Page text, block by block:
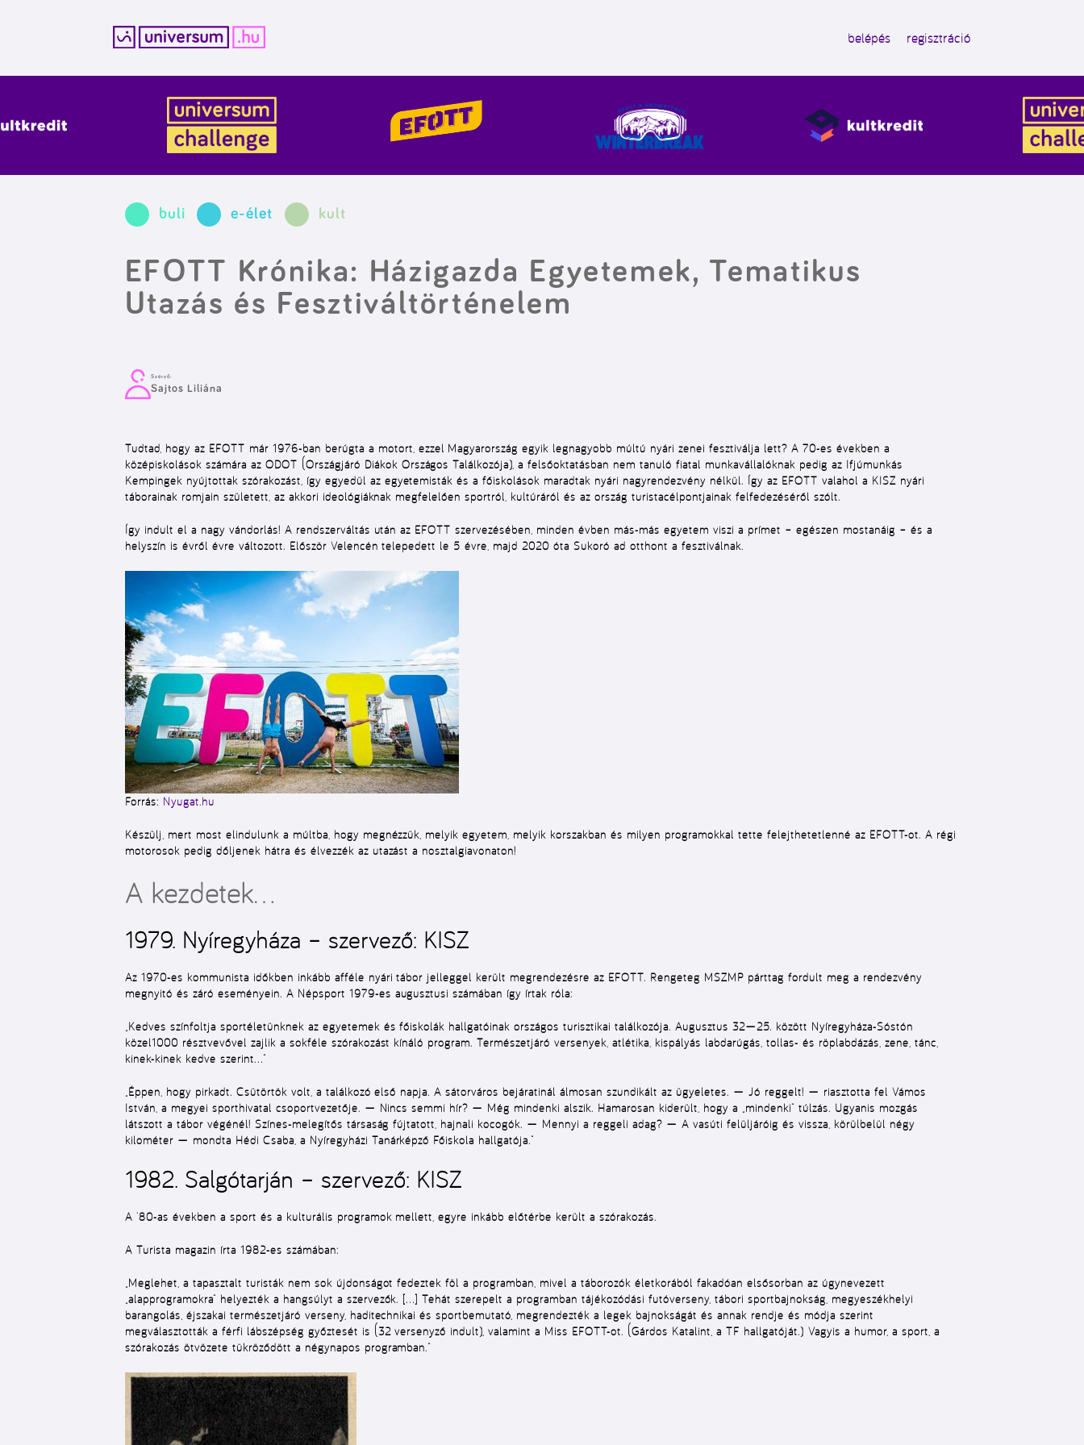
belépés regisztráció
buli e-élet kult
EFOTT Krónika: Házigazda Egyetemek, Tematikus
Utazás és Fesztiváltörténelem
Szerző:
Sajtos Liliána
Tudtad, hogy az EFOTT már 1976-ban berúgta a motort, ezzel Magyarország egyik legnagyobb múltú nyári zenei fesztiválja lett? A 70-es években a
középiskolások számára az ODOT (Országjáró Diákok Országos Találkozója), a felsőoktatásban nem tanuló fiatal munkavállalóknak pedig az Ifjúmunkás
Kempingek nyújtottak szórakozást, így egyedül az egyetemisták és a főiskolások maradtak nyári nagyrendezvény nélkül. Így az EFOTT valahol a KISZ nyári
táborainak romjain született, az akkori ideológiáknak megfelelően sportról, kultúráról és az ország turistacélpontjainak felfedezéséről szólt.
Így indult el a nagy vándorlás! A rendszerváltás után az EFOTT szervezésében, minden évben más-más egyetem viszi a prímet – egészen mostanáig – és a
helyszín is évről évre változott. Először Velencén telepedett le 5 évre, majd 2020 óta Sukoró ad otthont a fesztiválnak.
Forrás: Nyugat.hu
Készülj, mert most elindulunk a múltba, hogy megnézzük, melyik egyetem, melyik korszakban és milyen programokkal tette felejthetetlenné az EFOTT-ot. A régi
motorosok pedig dőljenek hátra és élvezzék az utazást a nosztalgiavonaton!
A kezdetek…
1979. Nyíregyháza – szervező: KISZ
Az 1970-es kommunista időkben inkább afféle nyári tábor jelleggel került megrendezésre az EFOTT. Rengeteg MSZMP párttag fordult meg a rendezvény
megnyitó és záró eseményein. A Népsport 1979-es augusztusi számában így írtak róla:
„Kedves színfoltja sportéletünknek az egyetemek és főiskolák hallgatóinak országos turisztikai találkozója. Augusztus 32—25. között Nyíregyháza-Sóstón
közel1000 résztvevővel zajlik a sokféle szórakozást kínáló program. Természetjáró versenyek, atlétika, kispályás labdarúgás, tollas- és röplabdázás, zene, tánc,
kinek-kinek kedve szerint…”
„Éppen, hogy pirkadt. Csütörtök volt, a találkozó első napja. A sátorváros bejáratinál álmosan szundikált az ügyeletes. — Jó reggelt! — riasztotta fel Vámos
István, a megyei sporthivatal csoportvezetője. — Nincs semmi hír? — Még mindenki alszik. Hamarosan kiderült, hogy a „mindenki” túlzás. Ugyanis mozgás
látszott a tábor végénél! Színes-melegítős társaság fújtatott, hajnali kocogók. — Mennyi a reggeli adag? — A vasúti felüljáróig és vissza, körülbelül négy
kilométer — mondta Hédi Csaba, a Nyíregyházi Tanárképző Főiskola hallgatója.”
1982. Salgótarján – szervező: KISZ
A ’80-as években a sport és a kulturális programok mellett, egyre inkább előtérbe került a szórakozás.
A Turista magazin írta 1982-es számában:
„Meglehet, a tapasztalt turisták nem sok újdonságot fedeztek föl a programban, mivel a táborozók életkorából fakadóan elsősorban az úgynevezett
„alapprogramokra” helyezték a hangsúlyt a szervezők. […] Tehát szerepelt a programban tájékozódási futóverseny, tábori sportbajnokság, megyeszékhelyi
barangolás, éjszakai természetjáró verseny, haditechnikai és sportbemutató, megrendezték a legek bajnokságát és annak rendje és módja szerint
megválasztották a férfi lábszépség győztesét is (32 versenyző indult),valamint a Miss EFOTT-ot. (Gárdos Katalint, a TF hallgatóját.) Vagyis a humor, a sport, a
szórakozás ötvözete tükröződött a négynapos programban.”